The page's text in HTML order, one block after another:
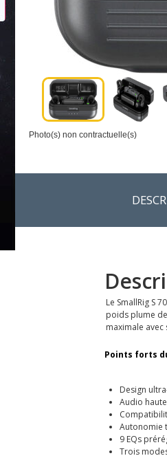
Photo(s) non contractuelle(s)
Le SmallRig S
poids plume
maximale
Points forts
Design
Audio
Autonomie
9 EQs
Trois